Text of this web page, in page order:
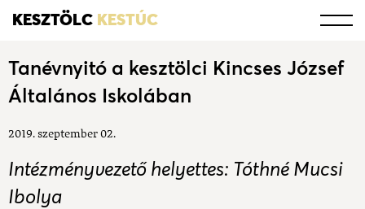
KESZTÖLC KESTÚC
Tanévnyitó a kesztölci Kincses József
Általános Iskolában
2019. szeptember 02.
Intézményvezető helyettes: Tóthné Mucsi
Ibolya